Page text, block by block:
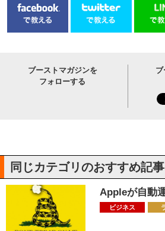
ブーストマガジンを
フォローする
同じカテゴリのおすすめ記事
Appleが自動
ビジネス